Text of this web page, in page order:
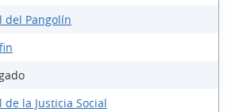
del Pangolín
la Justicia Social